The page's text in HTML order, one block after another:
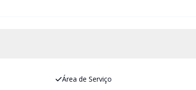
Área de Serviço